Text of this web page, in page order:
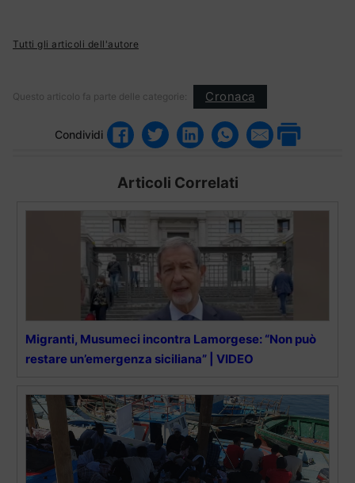
Tutti gli articoli dell'autore
Questo articolo fa parte delle categorie: Cronaca
Condividi
Articoli Correlati
Migranti, Musumeci incontra Lamorgese: “Non può
restare un’emergenza siciliana” | VIDEO